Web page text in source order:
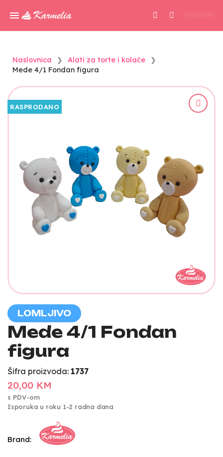
Naslovnica
Alati za torte i kolače
Mede 4/1 Fondan figura
RASPRODANO
LOMLJIVO
Mede 4/1 Fondan
figura
Šifra proizvoda: 1737
20,00 KM
s PDV-om
Isporuka u roku 1-2 radna dana
Brand: